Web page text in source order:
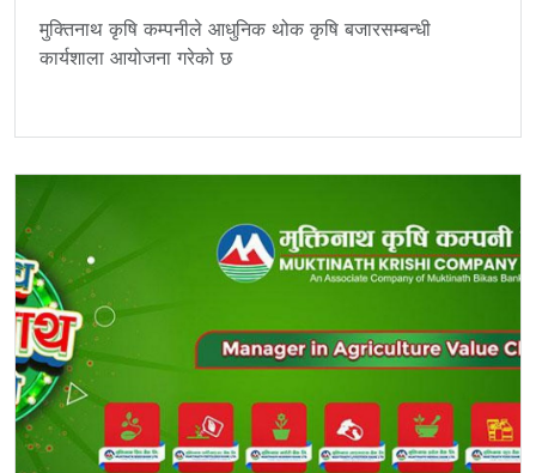
मुक्तिनाथ कृषि कम्पनीले आधुनिक थोक कृषि बजारसम्बन्धी
कार्यशाला आयोजना गरेको छ